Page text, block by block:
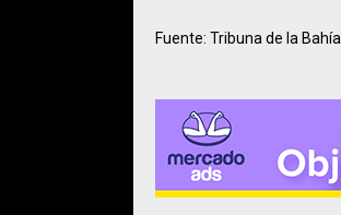
Fuente: Tribuna de la Bahía